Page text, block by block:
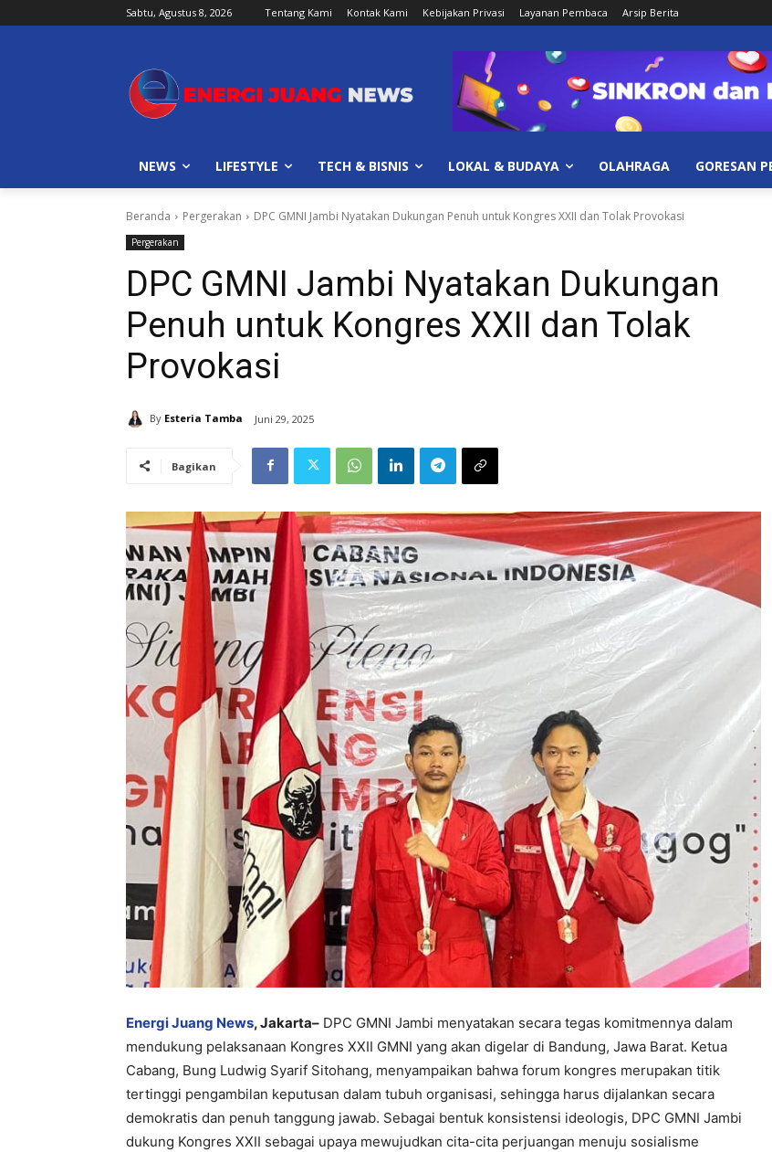
Sabtu, Agustus 8, 2026 Tentang Kami Kontak Kami Kebijakan Privasi Layanan Pembaca Arsip Berita
NEWS LIFESTYLE TECH & BISNIS LOKAL & BUDAYA OLAHRAGA GORESAN
Beranda Pergerakan DPC GMNI Jambi Nyatakan Dukungan Penuh untuk Kongres XXII dan Tolak Provokasi
Pergerakan
DPC GMNI Jambi Nyatakan Dukungan
Penuh untuk Kongres XXII dan Tolak
Provokasi
By Esteria Tamba Juni 29, 2025
Bagikan
Energi Juang News, Jakarta– DPC GMNI Jambi menyatakan secara tegas komitmennya dalam
mendukung pelaksanaan Kongres XXII GMNI yang akan digelar di Bandung, Jawa Barat. Ketua
Cabang, Bung Ludwig Syarif Sitohang, menyampaikan bahwa forum kongres merupakan titik
tertinggi pengambilan keputusan dalam tubuh organisasi, sehingga harus dijalankan secara
demokratis dan penuh tanggung jawab. Sebagai bentuk konsistensi ideologis, DPC GMNI Jambi
dukung Kongres XXII sebagai upaya mewujudkan cita-cita perjuangan menuju sosialisme